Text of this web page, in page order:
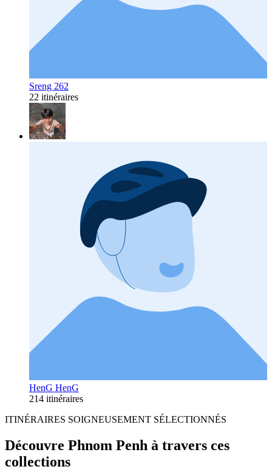
Sreng 262
22 itinéraires
HenG HenG
214 itinéraires
ITINÉRAIRES SOIGNEUSEMENT SÉLECTIONNÉS
Découvre Phnom Penh à travers ces
collections